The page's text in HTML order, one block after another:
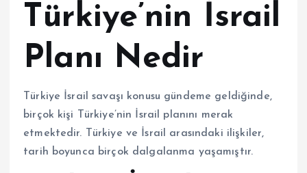
Türkiye’nin İsrail
Planı Nedir
Türkiye İsrail savaşı konusu gündeme geldiğinde,
birçok kişi Türkiye’nin İsrail planını merak
etmektedir. Türkiye ve İsrail arasındaki ilişkiler,
tarih boyunca birçok dalgalanma yaşamıştır.